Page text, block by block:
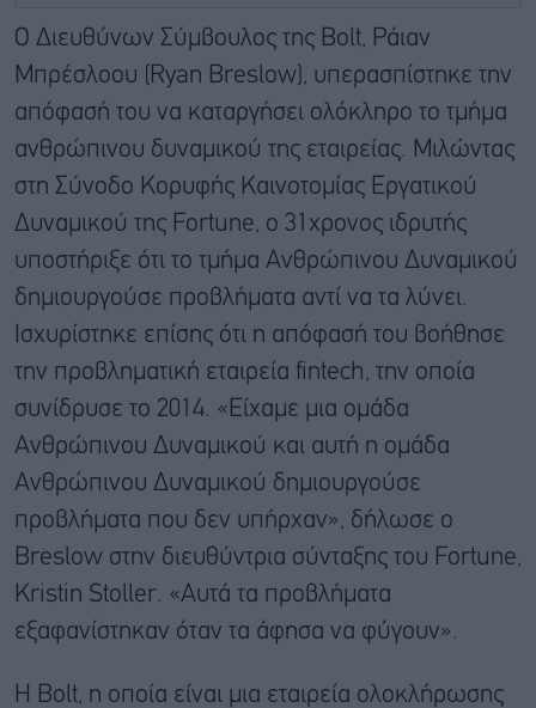
Ο Διευθύνων Σύμβουλος της Bolt,
Ράιαν
Μπρέσλοου (
Ryan Breslow), υπερασπίστηκε την
απόφασή του να καταργήσει ολόκληρο το τμήμα
ανθρώπινου δυναμικού της εταιρείας. Μιλώντας
στη Σύνοδο Κορυφής Καινοτομίας Εργατικού
Δυναμικού της Fortune, ο 31χρονος ιδρυτής
υποστήριξε ότι το τμήμα Ανθρώπινου Δυναμικού
δημιουργούσε προβλήματα αντί να τα λύνει.
Ισχυρίστηκε επίσης ότι η απόφασή του βοήθησε
την προβληματική εταιρεία fintech, την οποία
συνίδρυσε το 2014. «Είχαμε μια ομάδα
Ανθρώπινου Δυναμικού και αυτή η ομάδα
Ανθρώπινου Δυναμικού δημιουργούσε
προβλήματα που δεν υπήρχαν», δήλωσε ο
Breslow στην διευθύντρια σύνταξης του Fortune,
Kristin Stoller. «Αυτά τα προβλήματα
εξαφανίστηκαν όταν τα άφησα να φύγουν».
Η Bolt, η οποία είναι μια εταιρεία ολοκλήρωσης